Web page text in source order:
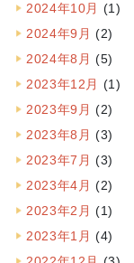
2024年10月 (1)
2024年9月 (2)
2024年8月 (5)
2023年12月 (1)
2023年9月 (2)
2023年8月 (3)
2023年7月 (3)
2023年4月 (2)
2023年2月 (1)
2023年1月 (4)